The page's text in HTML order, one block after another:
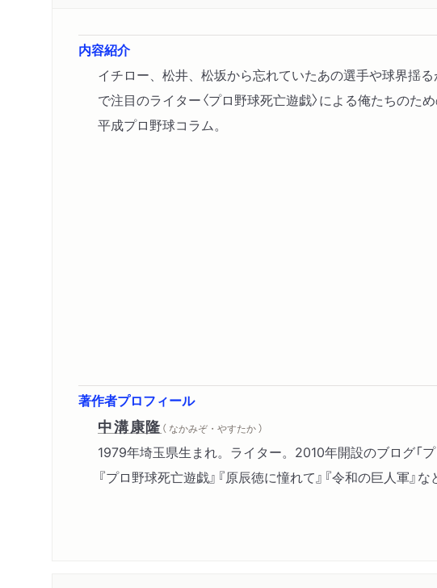
内容紹介
イチロー、松井、松坂から忘れていたあの選手や球界揺る
で注目のライター〈プロ野球死亡遊戯〉による俺たちのた
平成プロ野球コラム。
著作者プロフィール
中溝康隆 （ なかみぞ・やすたか ）
1979年埼玉県生まれ。ライター。2010年開設のブログ「
『プロ野球死亡遊戯』『原辰徳に憧れて』『令和の巨人軍』な